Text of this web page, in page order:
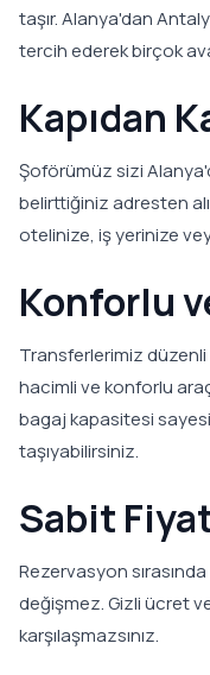
taşır. Alanya'dan
tercih ederek birçok
Kapıdan
Şoförümüz sizi
belirttiğiniz adresten
otelinize, iş yerinize
Konforlu
Transferlerimiz düzenli
hacimli ve konforlu
bagaj kapasitesi
taşıyabilirsiniz.
Sabit
Rezervasyon
değişmez. Gizli ücret
karşılaşmazsınız.